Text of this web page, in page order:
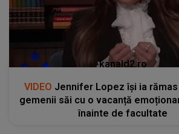
kanald2.ro
VIDEO Jennifer Lopez își ia
gemenii săi cu o vacanță
înainte de facultate